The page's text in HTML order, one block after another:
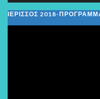
ΙΕΡΙΣΣΟΣ 2018-